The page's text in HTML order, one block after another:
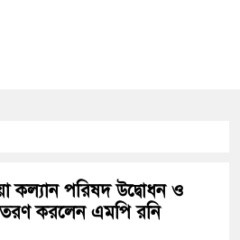
প্রশ্ন
ও ঘি বিক্রেতাকে
কল্যান পরিষদ উদ্বোধন ও
করলেন এমপি রনি